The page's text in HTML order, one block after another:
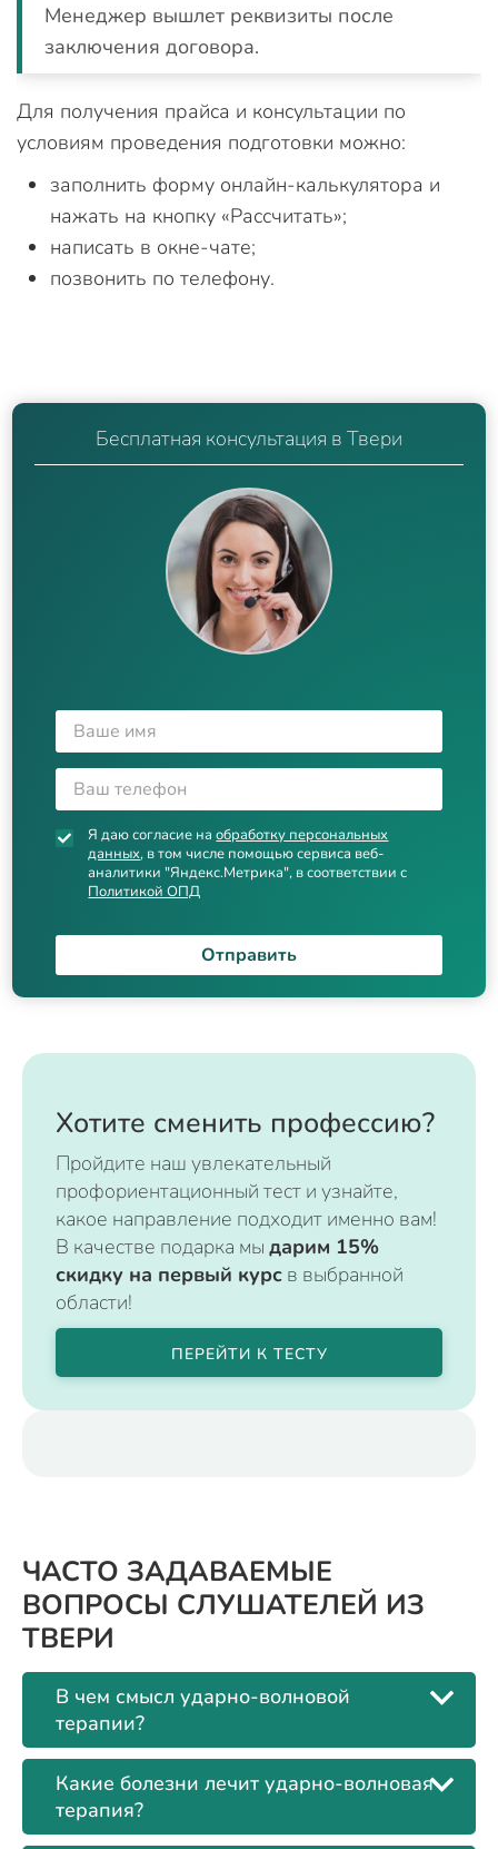
Менеджер вышлет реквизиты после
заключения договора.
Для получения прайса и консультации по
условиям проведения подготовки можно:
заполнить форму онлайн-калькулятора и
нажать на кнопку «Рассчитать»;
написать в окне-чате;
позвонить по телефону.
Бесплатная консультация в Твери
Я даю согласие наобработку персональных
данных, в том числе помощью сервиса веб-
аналитики "Яндекс.Метрика", в соответствии с
Политикой ОПД
Отправить
Хотите сменить профессию?
Пройдите наш увлекательный
профориентационный тест и узнайте,
какое направление подходит именно вам!
В качестве подарка мы дарим 15%
скидку на первый курс в выбранной
области!
ПЕРЕЙТИ К ТЕСТУ
ЧАСТО ЗАДАВАЕМЫЕ
ВОПРОСЫ СЛУШАТЕЛЕЙ ИЗ
ТВЕРИ
В чем смысл ударно-волновой
терапии?
Какие болезни лечит ударно-волновая
терапия?